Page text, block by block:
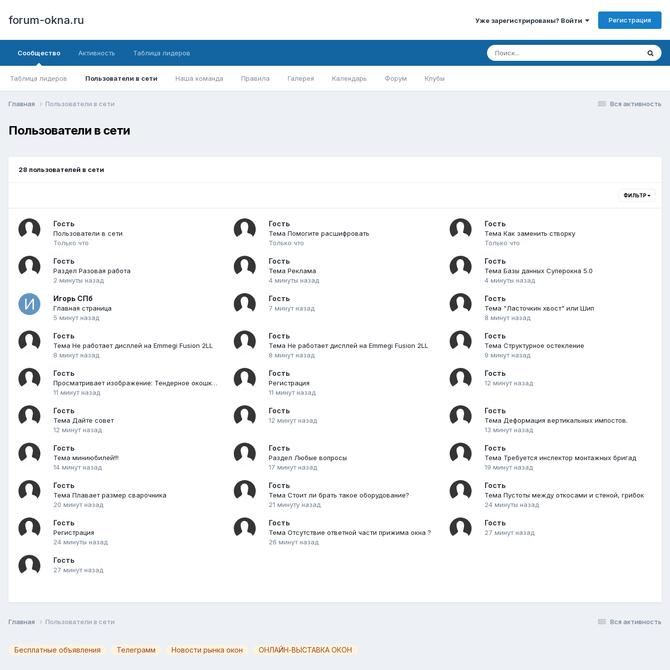
forum-okna.ru Уже зарегистрированы? Войти Регистрация
Сообщество
Таблица лидеров Пользователи в сети Наша команда Правила Галерея Календарь Форум Клубы
Активность Таблица лидеров
Вся активность
Главная Пользователи в сети
Пользователи в сети
28 пользователей в сети
ФИЛЬТР
Гость
Пользователи в сети
Только что
Гость
Тема Помогите расшифровать
Только что
Гость
Тема Как заменить створку
Только что
Гость
Раздел Разовая работа
2 минуты назад
Гость
Тема Реклама
4 минуты назад
Гость
Тема Базы данных Суперокна 5.0
4 минуты назад
Игорь СПб
Главная страница
5 минут назад
Гость
7 минут назад
Гость
Тема "Ласточкин хвост" или Шип
8 минут назад
Гость
Тема Не работает дисплей на Emmegi Fusion 2LL
8 минут назад
Гость
Тема Не работает дисплей на Emmegi Fusion 2LL
8 минут назад
Гость
Тема Структурное остекление
9 минут назад
Гость
Просматривает изображение: Тендерное окошко в новостройке
11 минут назад
Гость
Регистрация
11 минут назад
Гость
12 минут назад
Гость
Тема Дайте совет
12 минут назад
Гость
12 минут назад
Гость
Тема Деформация вертикальных импостов.
13 минут назад
Гость
Тема миниюбилей!!!
14 минут назад
Гость
Раздел Любые вопросы
17 минут назад
Гость
Тема Требуется инспектор монтажных бригад
19 минут назад
Гость
Тема Плавает размер сварочника
20 минут назад
Гость
Тема Стоит ли брать такое оборудование?
21 минуту назад
Гость
Тема Пустоты между откосами и стеной, грибок
24 минуты назад
Гость
Регистрация
24 минуты назад
Гость
Тема Отсутствие ответной части прижима окна ?
26 минут назад
Гость
27 минут назад
Гость
27 минут назад
Вся активность
Главная Пользователи в сети
Бесплатные объявления Телеграмм Новости рынка окон ОНЛАЙН-ВЫСТАВКА ОКОН